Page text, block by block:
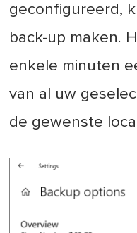
geconfigureerd,
back-up maken.
enkele minuten
van al uw
de gewenste